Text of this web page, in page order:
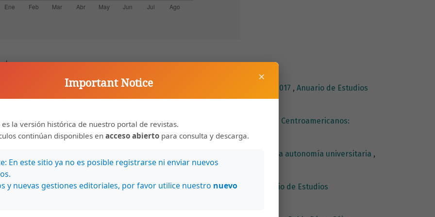
a
Guatemala: Un edificio de 5 pisos. Ciudad de Guatemala: Catafixia Editorial, 2017 , Anuario de Estudios
Rica y sus crisis en el periodo de postguerra: 1948-1984
Anuario de Estudios Centroamericanos:
11, No. 1 (1985)
Rica, la enseñanza del marxismo en los Estudios Generales y la defensa de la autonomía universitaria ,
44 (2018): Anuario de Estudios Centroamericanos
y su consolidación en Centroamérica: un enfoque para su análisis
Anuario de Estudios
Vol. 28 (2002)
×
Important Notice
es la versión histórica de nuestro portal de revistas.
continúan disponibles en acceso abierto para consulta y descarga.
En este sitio ya no es posible registrarse ni enviar nuevos
y nuevas gestiones editoriales, por favor utilice nuestro nuevo